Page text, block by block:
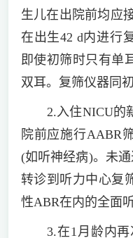
生儿在出院前均应
在出生42 d内进行
即使初筛时只有单
双耳。复筛仪器同初
2.入住NICU的新
院前应施行AABR
(如听神经病)。未
转诊到听力中心复
性ABR在内的全面
3.在1月龄内再